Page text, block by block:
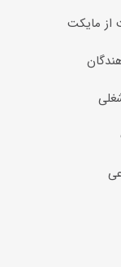
از مایکت